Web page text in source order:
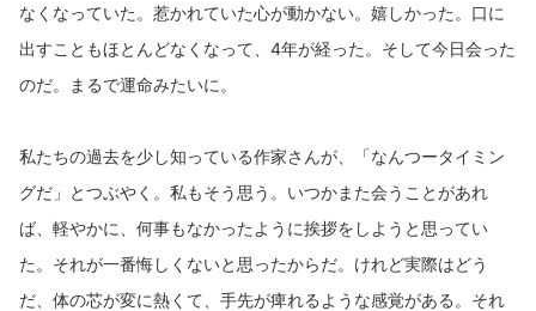
なくなっていた。惹かれていた心が動かない。嬉しかった。口に
出すこともほとんどなくなって、4年が経った。そして今日会った
のだ。まるで運命みたいに。
私たちの過去を少し知っている作家さんが、「なんつータイミン
グだ」とつぶやく。私もそう思う。いつかまた会うことがあれ
ば、軽やかに、何事もなかったように挨拶をしようと思ってい
た。それが一番悔しくないと思ったからだ。けれど実際はどう
だ、体の芯が変に熱くて、手先が痺れるような感覚がある。それ